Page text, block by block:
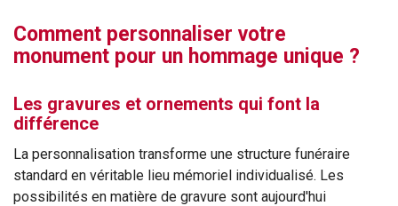
Comment personnaliser votre
monument pour un hommage unique ?
Les gravures et ornements qui font la
différence
La personnalisation transforme une structure funéraire
standard en véritable lieu mémoriel individualisé. Les
possibilités en matière de gravure sont aujourd'hui